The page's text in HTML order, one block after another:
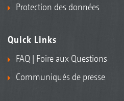
Protection des données
Quick Links
FAQ | Foire aux Questions
Communiqués de presse